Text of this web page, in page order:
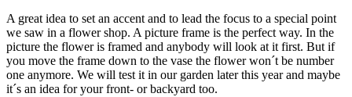
A great idea to set an accent and to lead the focus to a special point
we saw in a flower shop. A picture frame is the perfect way. In the
picture the flower is framed and anybody will look at it first. But if
you move the frame down to the vase the flower won´t be number
one anymore. We will test it in our garden later this year and maybe
it´s an idea for your front- or backyard too.